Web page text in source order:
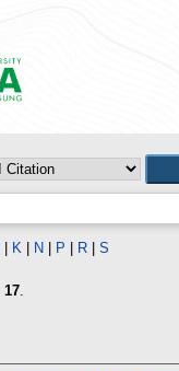
K N P R S
17.